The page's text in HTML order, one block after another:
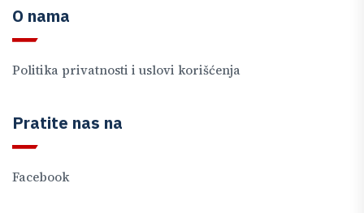
O nama
Politika privatnosti i uslovi korišćenja
Pratite nas na
Facebook